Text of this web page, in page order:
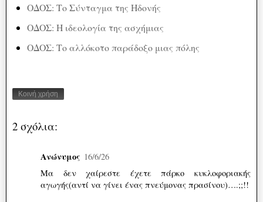
ΟΔΟΣ: Το Σύνταγμα της Ηδονής
ΟΔΟΣ: Η ιδεολογία της ασχήμιας
ΟΔΟΣ: Το αλλόκοτο παράδοξο μιας πόλης
Κοινή χρήση
2 σχόλια:
Ανώνυμος 16/6/26
Μα δεν χαίρεστε έχετε πάρκο κυκλοφοριακής
αγωγής(αντί να γίνει ένας πνεύμονας πρασίνου)….;;!!